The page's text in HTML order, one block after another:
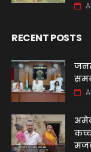
RECENT POSTS